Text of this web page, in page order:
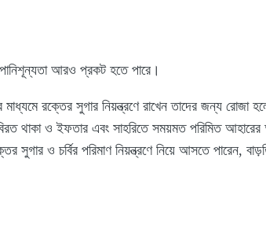
আরও প্রকট হতে পারে।
মাধ্যমে রক্তের সুগার নিয়ন্ত্রণে রাখেন তাদের জন্য
থাকা ও ইফতার এবং সাহরিতে সময়মত পরিমিত
সুগার ও চর্বির পরিমাণ নিয়ন্ত্রণে নিয়ে আসতে পারেন,